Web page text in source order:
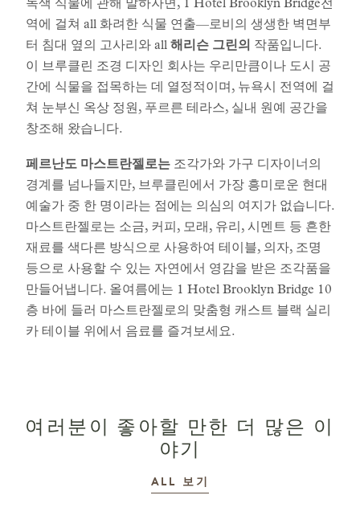
녹색 식물에 관해 말하자면, 1 Hotel Brooklyn Bridge전
역에 걸쳐 all 화려한 식물 연출—로비의 생생한 벽면부
터 침대 옆의 고사리와 all 해리슨 그린의 작품입니다.
이 브루클린 조경 디자인 회사는 우리만큼이나 도시 공
간에 식물을 접목하는 데 열정적이며, 뉴욕시 전역에 걸
쳐 눈부신 옥상 정원, 푸르른 테라스, 실내 원예 공간을
창조해 왔습니다.
페르난도 마스트란젤로는 조각가와 가구 디자이너의
경계를 넘나들지만, 브루클린에서 가장 흥미로운 현대
예술가 중 한 명이라는 점에는 의심의 여지가 없습니다.
마스트란젤로는 소금, 커피, 모래, 유리, 시멘트 등 흔한
재료를 색다른 방식으로 사용하여 테이블, 의자, 조명
등으로 사용할 수 있는 자연에서 영감을 받은 조각품을
만들어냅니다. 올여름에는 1 Hotel Brooklyn Bridge 10
층 바에 들러 마스트란젤로의 맞춤형 캐스트 블랙 실리
카 테이블 위에서 음료를 즐겨보세요.
여러분이 좋아할 만한 더 많은 이
야기
ALL 이야기
보기